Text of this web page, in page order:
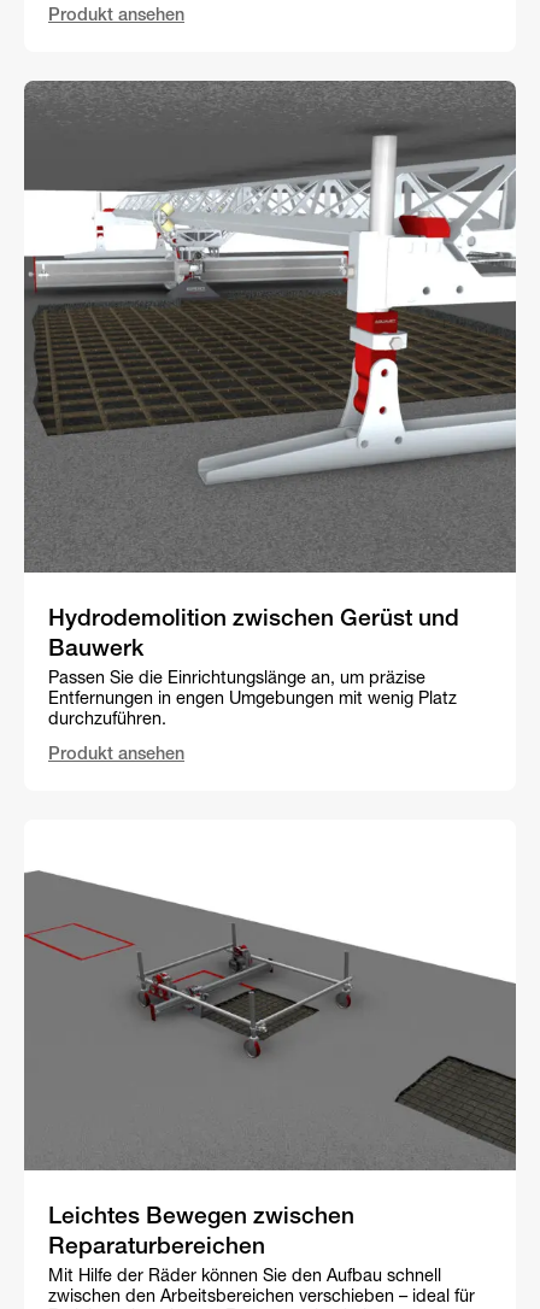
Produkt ansehen
Hydrodemolition zwischen Gerüst und
Bauwerk
Passen Sie die Einrichtungslänge an, um präzise
Entfernungen in engen Umgebungen mit wenig Platz
durchzuführen.
Produkt ansehen
Leichtes Bewegen zwischen
Reparaturbereichen
Mit Hilfe der Räder können Sie den Aufbau schnell
zwischen den Arbeitsbereichen verschieben – ideal für